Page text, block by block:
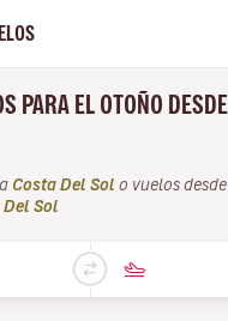
PARA EL OTOÑO DESDE
Costa Del Sol o vuelos desde
Del Sol